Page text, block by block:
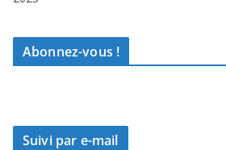
Abonnez-vous !
Suivi par e-mail